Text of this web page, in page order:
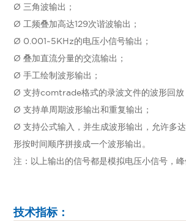
Ø 三角波输出；
Ø 工频叠加高达129次谐波输出；
Ø 0.001~5KHz的电压小信号输出；
Ø 叠加直流分量的交流输出；
Ø 手工绘制波形输出；
Ø 支持comtrade格式的录波文件的波形回放
Ø 支持单周期波形输出和重复输出；
Ø 支持公式输入，并生成波形输出，允许多
形按时间顺序拼接成一个波形输出。
注：以上输出的信号都是模拟电压小信号，峰
技术指标：